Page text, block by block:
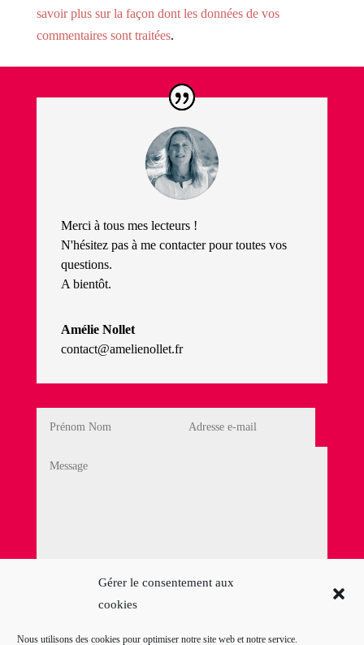
Gérer le consentement aux
cookies
Nous utilisons des cookies pour optimiser notre site web et notre service.
savoir plus sur la façon dont les données de vos
commentaires sont traitées.
Merci à tous mes lecteurs !
N'hésitez pas à me contacter pour toutes vos
questions.
A bientôt.
Amélie Nollet
contact@amelienollet.fr
Politique de Confidentialité
En cochant cette case, j'accepte la